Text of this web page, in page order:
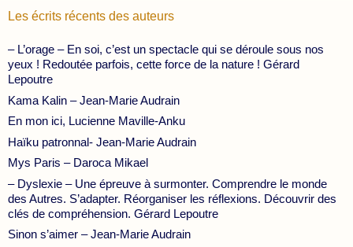
Les écrits récents des auteurs
– L’orage – En soi, c’est un spectacle qui se déroule sous nos
yeux ! Redoutée parfois, cette force de la nature ! Gérard
Lepoutre
Kama Kalin – Jean-Marie Audrain
En mon ici, Lucienne Maville-Anku
Haïku patronnal- Jean-Marie Audrain
Mys Paris – Daroca Mikael
– Dyslexie – Une épreuve à surmonter. Comprendre le monde
des Autres. S’adapter. Réorganiser les réflexions. Découvrir des
clés de compréhension. Gérard Lepoutre
Sinon s’aimer – Jean-Marie Audrain